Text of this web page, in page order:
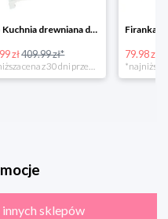
Bino Kuchnia drewniana dla dzieci Provence
zł 409.99 zł*
*najniższa cena z 30 dni przed obniżką
79.98 zł
sklepów